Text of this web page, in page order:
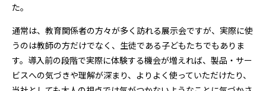
た。
通常は、教育関係者の方々が多く訪れる展示会ですが、実際に使
うのは教師の方だけでなく、生徒である子どもたちでもありま
す。導入前の段階で実際に体験する機会が増えれば、製品・サー
ビスへの気づきや理解が深まり、よりよく使っていただけたり、